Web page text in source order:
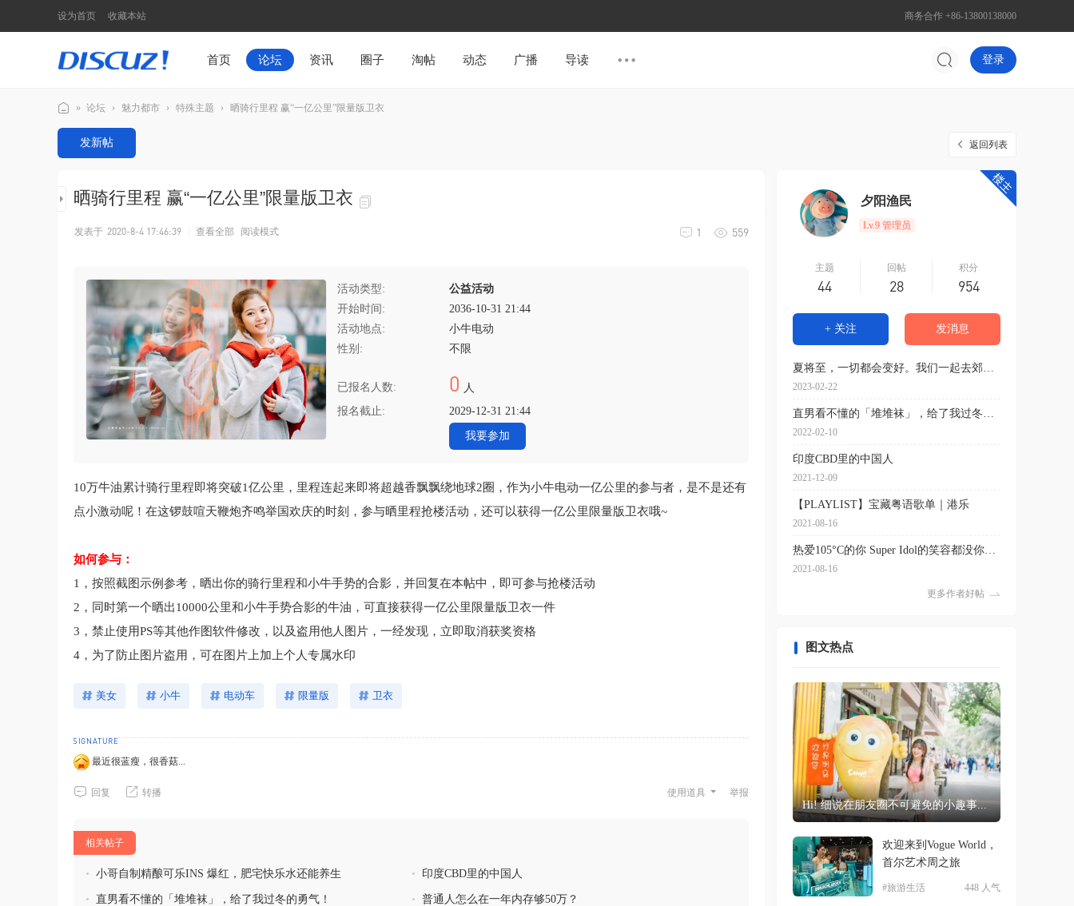
设为首页 收藏本站 商务合作 +86-13800138000
首页 论坛 资讯 圈子 淘帖 动态 广播 导读 登录
Di
sc
z!
» 论坛 › 魅力都市 › 特殊主题 › 晒骑行里程 赢“一亿公里”限量版卫衣
返回列表
发新帖
晒骑行里程 赢“一亿公里”限量版卫衣
559
1
发表于 2020-8-4 17:46:39 查看全部 阅读模式
活动类型:
公益活动
开始时间:
2036-10-31 21:44
活动地点:
小牛电动
性别:
不限
已报名人数: 0 人
报名截止:
2029-12-31 21:44
我要参加
10万牛油累计骑行里程即将突破1亿公里，里程连起来即将超越香飘飘绕地球2圈，作为小牛电动一亿公里的参与者，是不是还有
点小激动呢！在这锣鼓喧天鞭炮齐鸣举国欢庆的时刻，参与晒里程抢楼活动，还可以获得一亿公里限量版卫衣哦~
如何参与：
1，按照截图示例参考，晒出你的骑行里程和小牛手势的合影，并回复在本帖中，即可参与抢楼活动
2，同时第一个晒出10000公里和小牛手势合影的牛油，可直接获得一亿公里限量版卫衣一件
3，禁止使用PS等其他作图软件修改，以及盗用他人图片，一经发现，立即取消获奖资格
4，为了防止图片盗用，可在图片上加上个人专属水印
美女 小牛 电动车 限量版 卫衣
最近很蓝瘦，很香菇...
回复 转播 使用道具 举报
相关帖子
• 小哥自制精酿可乐INS 爆红，肥宅快乐水还能养生 • 印度CBD里的中国人
• 直男看不懂的「堆堆袜」，给了我过冬的勇气！ • 普通人怎么在一年内存够50万？
夕阳渔民
Lv.9 管理员
主题
44
回帖
28
积分
954
+ 关注 发消息
夏将至，一切都会变好。我们一起去郊游！
2023-02-22
直男看不懂的「堆堆袜」，给了我过冬的勇气！
2022-02-10
印度CBD里的中国人
2021-12-09
【PLAYLIST】宝藏粤语歌单｜港乐
2021-08-16
热爱105°C的你 Super Idol的笑容都没你的甜
2021-08-16
更多作者好帖
图文热点
Hi! 细说在朋友圈不可避免的小趣事...
欢迎来到Vogue World，
首尔艺术周之旅
448 人气
#旅游生活